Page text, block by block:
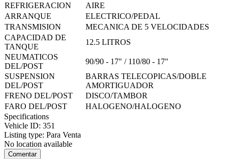
REFRIGERACION
AIRE
ARRANQUE
ELECTRICO/PEDAL
TRANSMISION
MECANICA DE 5 VELOCIDADES
CAPACIDAD DE
TANQUE
12.5 LITROS
NEUMATICOS
DEL/POST
90/90 - 17" / 110/80 - 17"
SUSPENSION
DEL/POST
BARRAS TELECOPICAS/DOBLE
AMORTIGUADOR
FRENO DEL/POST
DISCO/TAMBOR
FARO DEL/POST
HALOGENO/HALOGENO
Specifications
Vehicle ID: 351
Listing type: Para Venta
No location available